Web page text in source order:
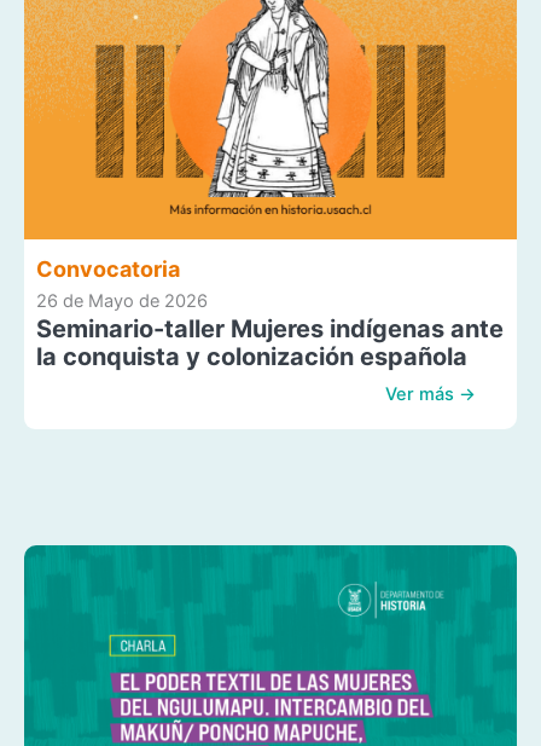
Convocatoria
26 de Mayo de 2026
Seminario-taller Mujeres indígenas ante
la conquista y colonización española
Ver más →